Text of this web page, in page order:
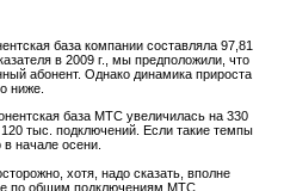
база компании составляла 97,81
в 2009 г., мы предположили, что
абонент. Однако динамика прироста
ниже.
база МТС увеличилась на 330
тыс. подключений. Если такие темпы
начале осени.
хотя, надо сказать, вполне
по общим подключениям МТС